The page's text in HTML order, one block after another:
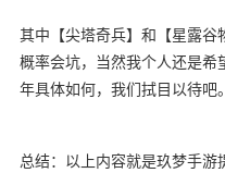
其中【尖塔奇兵】和【星露
概率会坑，当然我个人还是
年具体如何，我们拭目以待吧。
总结：以上内容就是玖梦手